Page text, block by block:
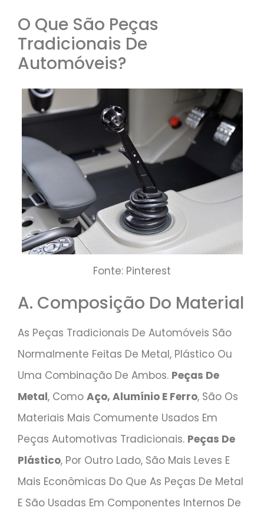
O Que São Peças
Tradicionais De
Automóveis?
Fonte: Pinterest
A. Composição Do Material
As Peças Tradicionais De Automóveis São
Normalmente Feitas De Metal, Plástico Ou
Uma Combinação De Ambos. Peças De
Metal, Como Aço, Alumínio E Ferro, São Os
Materiais Mais Comumente Usados Em
Peças Automotivas Tradicionais. Peças De
Plástico, Por Outro Lado, São Mais Leves E
Mais Econômicas Do Que As Peças De Metal
E São Usadas Em Componentes Internos De